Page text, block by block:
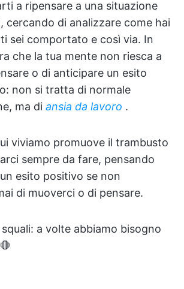
a ripensare a una situazione
cercando di analizzare come hai
sei comportato e così via. In
che la tua mente non riesca a
o di anticipare un esito
non si tratta di normale
ma di ansia da lavoro .
viviamo promuove il trambusto
sempre da fare, pensando
esito positivo se non
di muoverci o di pensare.
a volte abbiamo bisogno